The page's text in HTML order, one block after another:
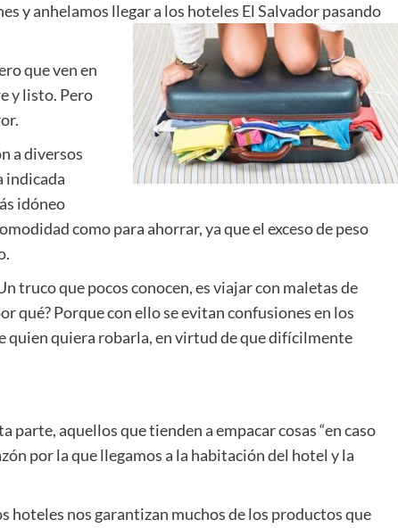
y anhelamos llegar a los hoteles El Salvador pasando
que ven en
y listo. Pero
a diversos
indicada
idóneo
como para ahorrar, ya que el exceso de peso
truco que pocos conocen, es viajar con maletas de
qué? Porque con ello se evitan confusiones en los
quien quiera robarla, en virtud de que difícilmente
aquellos que tienden a empacar cosas “en caso
por la que llegamos a la habitación del hotel y la
hoteles nos garantizan muchos de los productos que